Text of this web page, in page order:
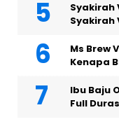
Syakirah
Syakirah
Ms Brew
Kenapa
Ibu Baju
Full